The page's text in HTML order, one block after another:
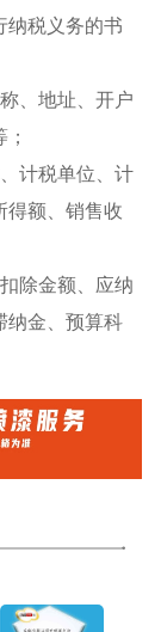
纳税义务的书
、地址、开户
计税单位、计
得额、销售收
除金额、应纳
纳金、预算科